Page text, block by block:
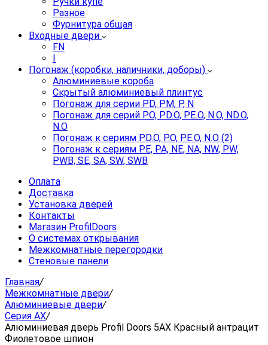
Разное
Фурнитура общая
Входные двери
FN
I
Погонаж (коробки, наличники, доборы)
Алюминиевые короба
Скрытый алюминиевый плинтус
Погонаж для серии PD, PM, P, N
Погонаж для серий P.O, PD.O, PE.O, N.O, ND.O,
N.O
Погонаж к сериям PD.O, P.O, PE.O, N.O (2)
Погонаж к сериям PE, PA, NE, NA, NW, PW,
PWB, SE, SA, SW, SWB
Оплата
Доставка
Установка дверей
Контакты
Магазин ProfilDoors
О системах открывания
Межкомнатные перегородки
Стеновые панели
Главная/
Межкомнатные двери/
Алюминиевые двери/
Серия AX/
Алюминиевая дверь Profil Doors 5AX Красный антрацит
Фиолетовое шпион